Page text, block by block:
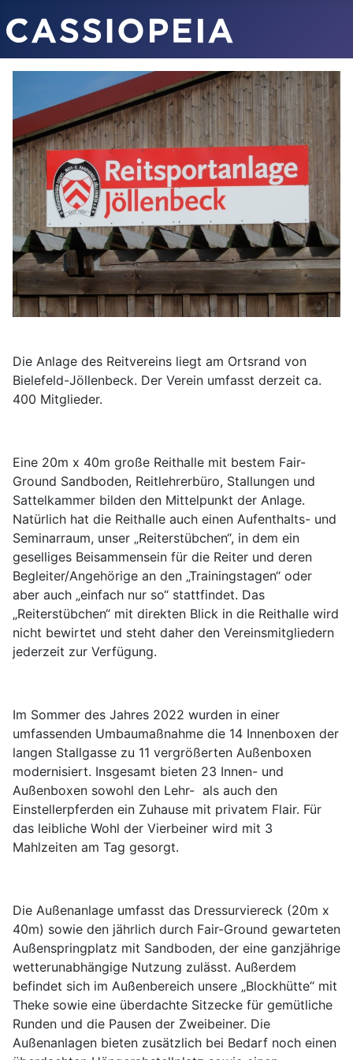
Die Anlage des Reitvereins liegt am Ortsrand von
Bielefeld-Jöllenbeck. Der Verein umfasst derzeit ca.
400 Mitglieder.
Eine 20m x 40m große Reithalle mit bestem Fair-
Ground Sandboden, Reitlehrerbüro, Stallungen und
Sattelkammer bilden den Mittelpunkt der Anlage.
Natürlich hat die Reithalle auch einen Aufenthalts- und
Seminarraum, unser „Reiterstübchen“, in dem ein
geselliges Beisammensein für die Reiter und deren
Begleiter/Angehörige an den „Trainingstagen“ oder
aber auch „einfach nur so“ stattfindet. Das
„Reiterstübchen“ mit direkten Blick in die Reithalle wird
nicht bewirtet und steht daher den Vereinsmitgliedern
jederzeit zur Verfügung.
Im Sommer des Jahres 2022 wurden in einer
umfassenden Umbaumaßnahme die 14 Innenboxen der
langen Stallgasse zu 11 vergrößerten Außenboxen
modernisiert. Insgesamt bieten 23 Innen- und
Außenboxen sowohl den Lehr- als auch den
Einstellerpferden ein Zuhause mit privatem Flair. Für
das leibliche Wohl der Vierbeiner wird mit 3
Mahlzeiten am Tag gesorgt.
Die Außenanlage umfasst das Dressurviereck (20m x
40m) sowie den jährlich durch Fair-Ground gewarteten
Außenspringplatz mit Sandboden, der eine ganzjährige
wetterunabhängige Nutzung zulässt. Außerdem
befindet sich im Außenbereich unsere „Blockhütte“ mit
Theke sowie eine überdachte Sitzecke für gemütliche
Runden und die Pausen der Zweibeiner. Die
Außenanlagen bieten zusätzlich bei Bedarf noch einen